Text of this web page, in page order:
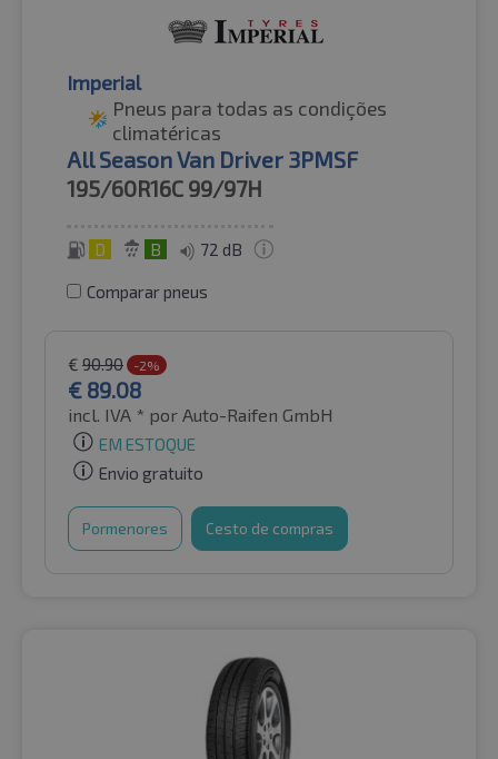
Imperial
Pneus para todas as condições
climatéricas
All Season Van Driver 3PMSF
195/60R16C 99/97H
D B 72 dB
Comparar pneus
€ 90.90 -2%
€ 89.08
incl. IVA * por Auto-Raifen GmbH
EM ESTOQUE
Envio gratuito
Pormenores Cesto de compras